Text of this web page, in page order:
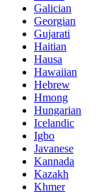
Galician
Georgian
Gujarati
Haitian
Hausa
Hawaiian
Hebrew
Hmong
Hungarian
Icelandic
Igbo
Javanese
Kannada
Kazakh
Khmer